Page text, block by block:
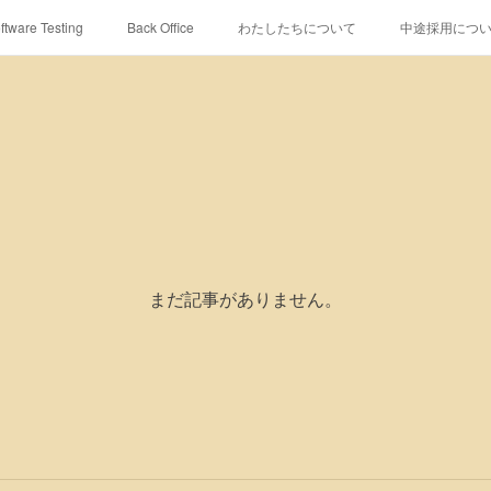
Testing Back Office わたしたちについて 中途採用につ
まだ記事がありません。